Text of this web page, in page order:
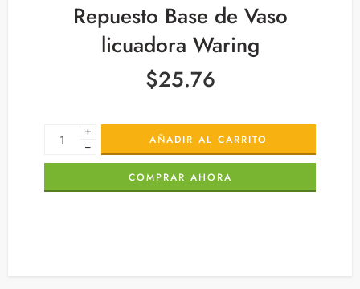
Repuesto Base de Vaso
licuadora Waring
$25.76
+
−
AÑADIR AL CARRITO
COMPRAR AHORA